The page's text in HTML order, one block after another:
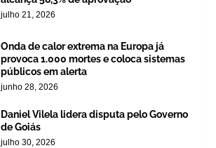
julho 21, 2026
Onda de calor extrema na Europa já
provoca 1.000 mortes e coloca sistemas
públicos em alerta
junho 28, 2026
Daniel Vilela lidera disputa pelo Governo
de Goiás
julho 30, 2026